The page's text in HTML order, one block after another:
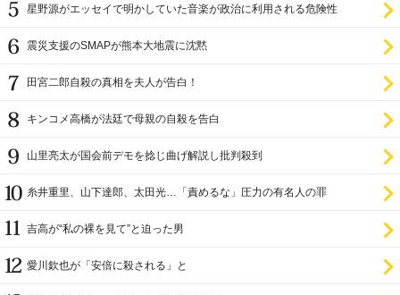
星野源がエッセイで明かしていた音楽が政治に利用される危険性
震災支援のSMAPが熊本大地震に沈黙
田宮二郎自殺の真相を夫人が告白！
キンコメ高橋が法廷で母親の自殺を告白
山里亮太が国会前デモを捻じ曲げ解説し批判殺到
糸井重里、山下達郎、太田光…「責めるな」圧力の有名人の罪
吉高が“私の裸を見て”と迫った男
愛川欽也が「安倍に殺される」と